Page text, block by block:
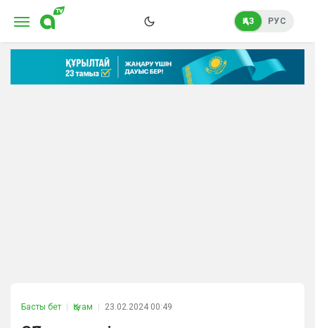
ҚАЗ РУС
Басты бет Қоғам 23.02.2024 00:49